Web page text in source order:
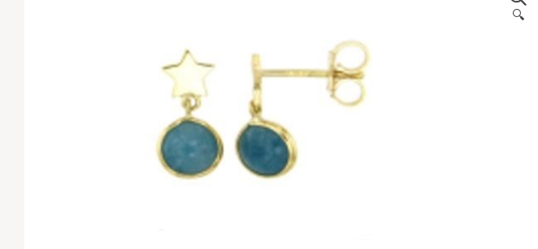
🔍